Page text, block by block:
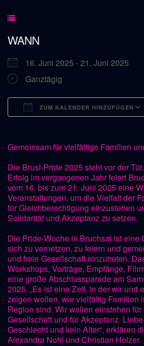
WANN
16. Juni 2025 - 21. Juni 2025
Ganztägig
ZUM KALENDER HINZUFÜGEN
Gemeinsam für vielfältige Familien
Die Brusl-Pride 2025 steht vor der
Erfolg im vergangenen Jahr feiert
vom 16. bis zum 21. Juni 2025 eine
Veranstaltungen, um die Vielfalt der
für Gleichberechtigung einzustehen
Solidarität und Akzeptanz zu setzen.
Die Pride-Woche in Bruchsal ist eine
sich zu vernetzen, zu feiern und
und freie Gesellschaft einzutreten.
Workshops, Vorträge, Empfänge,
eine große Abschlussparade am
2025. „Es ist eine Zeit, in der wir und
zeigen wollen, wie vielfältig Familien
Region sind. Wir wollen einstehen
Gesellschaft und für Akzeptanz.
Geschlecht und kein Alter“, erklären
Alexandra Nohl und Christian Holzer.